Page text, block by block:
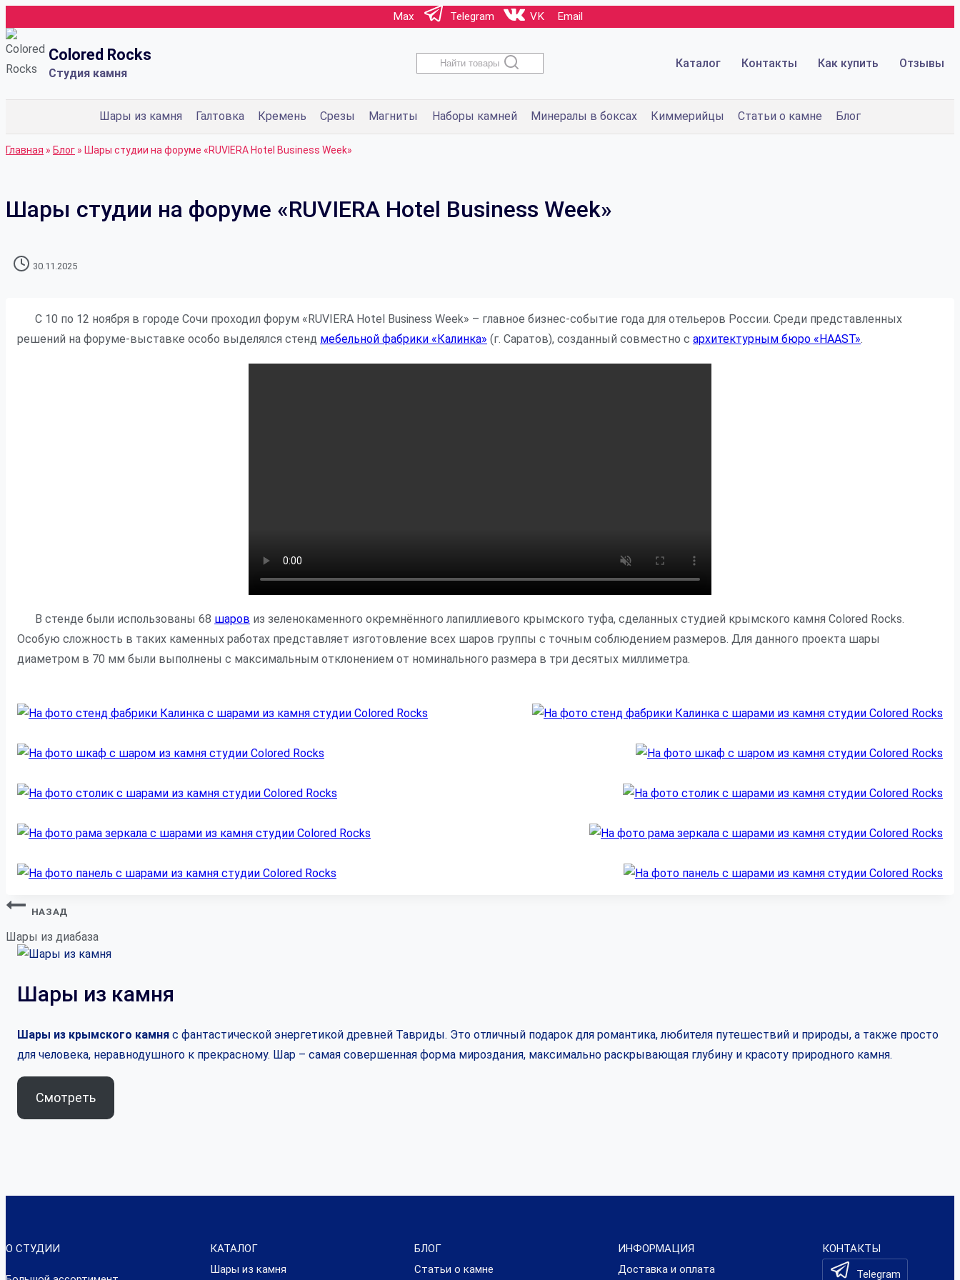
к
содержимому
Max Telegram VK Email
Colored Rocks
Студия камня
Найти товары Каталог Контакты Как купить Отзывы
Шары из камня Галтовка Кремень Срезы Магниты Наборы камней Минералы в боксах Киммерийцы Статьи о камне Блог
Главная » Блог » Шары студии на форуме «RUVIERA Hotel Business Week»
Шары студии на форуме «RUVIERA Hotel Business Week»
30.11.2025
С 10 по 12 ноября в городе Сочи проходил форум «RUVIERA Hotel Business Week» – главное бизнес-событие года для отельеров России. Среди представленных
решений на форуме-выставке особо выделялся стенд мебельной фабрики «Калинка» (г. Саратов), созданный совместно с архитектурным бюро «HAAST».
В стенде были использованы 68 шаров из зеленокаменного окремнённого лапиллиевого крымского туфа, сделанных студией крымского камня Colored Rocks.
Особую сложность в таких каменных работах представляет изготовление всех шаров группы с точным соблюдением размеров. Для данного проекта шары
диаметром в 70 мм были выполнены с максимальным отклонением от номинального размера в три десятых миллиметра.
Навигация
по
записям
НАЗАД
Шары из диабаза
Шары из камня
Шары из крымского камня с фантастической энергетикой древней Тавриды. Это отличный подарок для романтика, любителя путешествий и природы, а также просто
для человека, неравнодушного к прекрасному. Шар – самая совершенная форма мироздания, максимально раскрывающая глубину и красоту природного камня.
Смотреть
О СТУДИИ
КАТАЛОГ
Шары из камня
БЛОГ
Статьи о камне
ИНФОРМАЦИЯ
Доставка и оплата
КОНТАКТЫ
Telegram